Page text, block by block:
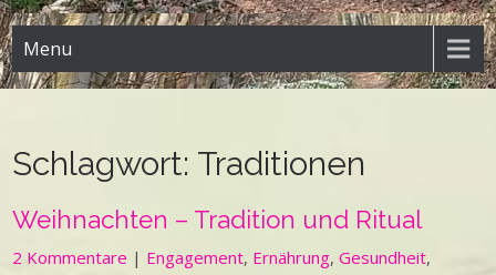
Menu
Schlagwort: Traditionen
Weihnachten – Tradition und Ritual
2 Kommentare | Engagement, Ernährung,Gesundheit,